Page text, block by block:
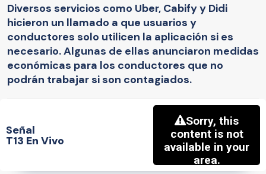
Diversos servicios como Uber, Cabify y Didi
hicieron un llamado a que usuarios y
conductores solo utilicen la aplicación si es
necesario. Algunas de ellas anunciaron medidas
económicas para los conductores que no
podrán trabajar si son contagiados.
Señal
T13 En Vivo